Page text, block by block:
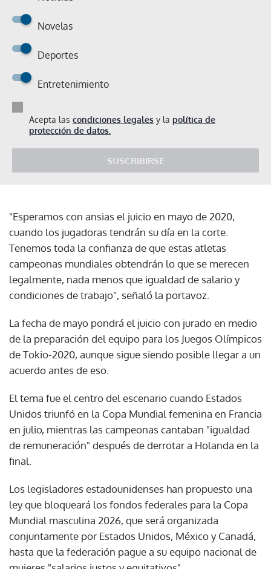
Novelas
Deportes
Entretenimiento
Acepta las condiciones legales y la política de
protección de datos.
SUSCRIBIRSE
"Esperamos con ansias el juicio en mayo de 2020,
cuando los jugadoras tendrán su día en la corte.
Tenemos toda la confianza de que estas atletas
campeonas mundiales obtendrán lo que se merecen
legalmente, nada menos que igualdad de salario y
condiciones de trabajo", señaló la portavoz.
La fecha de mayo pondrá el juicio con jurado en medio
de la preparación del equipo para los Juegos Olímpicos
de Tokio-2020, aunque sigue siendo posible llegar a un
acuerdo antes de eso.
El tema fue el centro del escenario cuando Estados
Unidos triunfó en la Copa Mundial femenina en Francia
en julio, mientras las campeonas cantaban "igualdad
de remuneración" después de derrotar a Holanda en la
final.
Los legisladores estadounidenses han propuesto una
ley que bloqueará los fondos federales para la Copa
Mundial masculina 2026, que será organizada
conjuntamente por Estados Unidos, México y Canadá,
hasta que la federación pague a su equipo nacional de